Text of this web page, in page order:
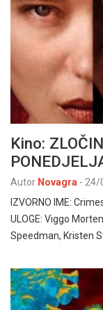
Kino:
Autor Novagra - 24/
IZVORNO IME:
ULOGE: Viggo
Speedman, Kristen